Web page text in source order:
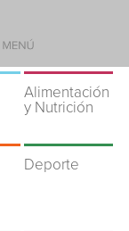
Alimentación
y Nutrición
Deporte